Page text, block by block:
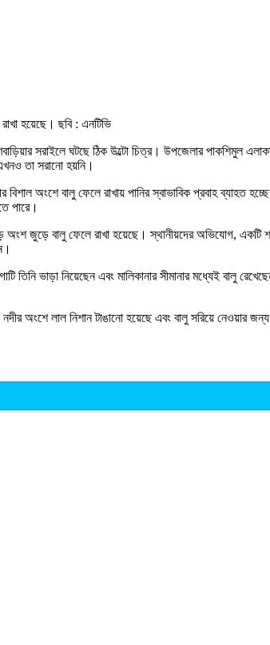
হয়েছে। ছবি : এনটিভি
তা সরানো হয়নি।
অংশে বালু ফেলে রাখায় পানির স্বাভাবিক প্রবাহ ব্যাহত
পারে।
জুড়ে বালু ফেলে রাখা হয়েছে। স্থানীয়দের অভিযোগ, একটি
ভাড়া নিয়েছেন এবং মালিকানার সীমানার মধ্যেই বালু
অংশে লাল নিশান টাঙানো হয়েছে এবং বালু সরিয়ে নেওয়ার